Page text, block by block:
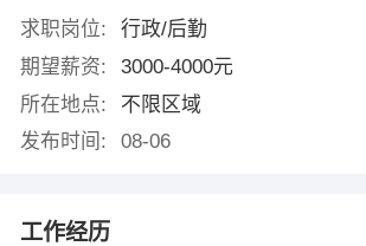
求职岗位:
行政/后勤
期望薪资:
3000-4000元
所在地点:
不限区域
发布时间:
08-06
工作经历